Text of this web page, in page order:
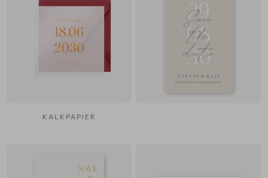
KALKPAPIER